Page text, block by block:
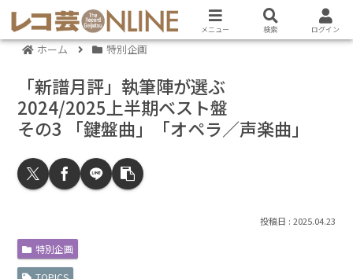
ホーム 特別企画
「新譜月評」執筆陣が選ぶ
2024/2025上半期ベスト盤
その3 「鍵盤曲」「オペラ／声楽曲」
2025.04.23
特別企画
メニュー 検索 ログイン